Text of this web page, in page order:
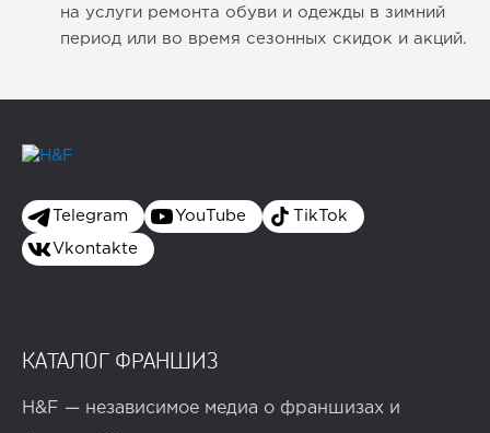
на услуги ремонта обуви и одежды в зимний
период или во время сезонных скидок и акций.
Telegram YouTube TikTok
Vkontakte
КАТАЛОГ ФРАНШИЗ
H&F — независимое медиа о франшизах и